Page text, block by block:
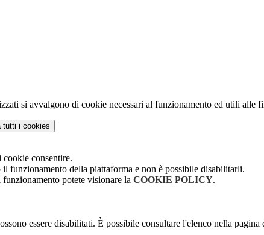
si avvalgono di cookie necessari al funzionamento ed utili alle
tutti i cookies
cookie consentire.
funzionamento della piattaforma e non è possibile disabilitarli.
potete visionare la COOKIE POLICY.
essere disabilitati. È possibile consultare l'elenco nella